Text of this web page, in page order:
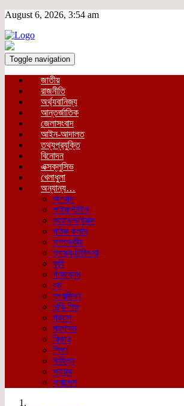
August 6, 2026, 3:54 am
Toggle navigation
জাতীয়
রাজনীতি
অর্থ্যবানিজ্য
আন্তর্জাতিক
জেলাসংবাদ
আইন-আদালত
তথ্যপ্রযুক্তি
বিনোদন
এক্সক্লুসিভ
খেলাধুলা
অন্যান্য…
অপরাধ
লাইফস্টাইল
করোনাভাইরাস
পাঠক কলাম
সম্পাদকীয়
স্বাস্থ্য-চিকিৎসা
কৃষি
গণমাধ্যম
ধর্ম
নগরজিবন
নারি-শিশু
প্রবাস
প্রশাসন
ফিচার
শিক্ষা
সাহিত্য
স্বাস্থ্য
সারাদেশ